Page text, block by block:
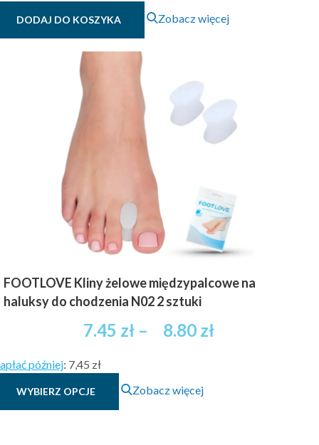
DODAJ DO KOSZYKA Zobacz więcej
FOOTLOVE Kliny żelowe międzypalcowe na
haluksy do chodzenia N02 2 sztuki
7.45 zł – 8.80 złZakres
później: 7,45 zł
WYBIERZ OPCJE
Ten
produkt
Zobacz więcej